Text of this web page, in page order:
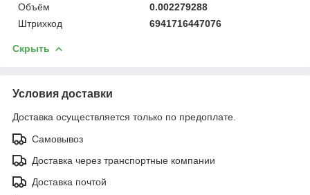
Объём
0.002279288
Штрихкод
6941716447076
Скрыть
Условия доставки
Доставка осуществляется только по предоплате.
Самовывоз
Доставка через транспортные компании
Доставка почтой